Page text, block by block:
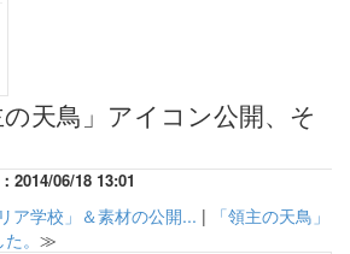
の天鳥」アイコン公開、そ
2014/06/18 13:01
ア学校」＆素材の公開... |
「領主の天鳥」
。 ≫